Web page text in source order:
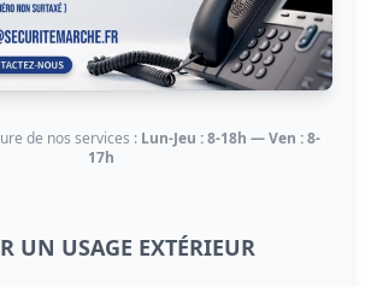
de nos services : Lun-Jeu : 8-18h — Ven : 8-
17h
UN USAGE EXTÉRIEUR